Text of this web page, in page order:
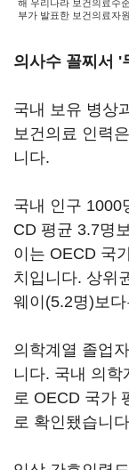
해 우리나라 보건의료수
부가 발표한 보건의료자
의사수 꼴찌서
국내 보유 병상
보건의료 인력
니다.
국내 인구 1000
CD 평균 3.7명
이는 OECD 국
치입니다. 상위
웨이(5.2명)보
의학계열 졸업
니다. 국내 의
로 OECD 국가
로 확인됐습니